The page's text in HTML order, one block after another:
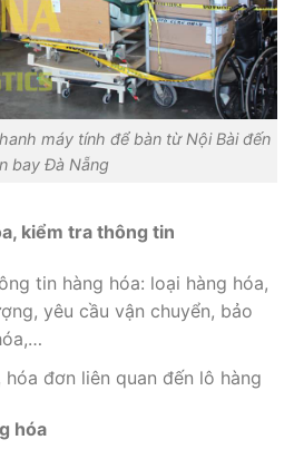
máy tính để bàn từ Nội Bài đến
bay Đà Nẵng
kiểm tra thông tin
tin hàng hóa: loại hàng hóa,
yêu cầu vận chuyển, bảo
đơn liên quan đến lô hàng
hóa